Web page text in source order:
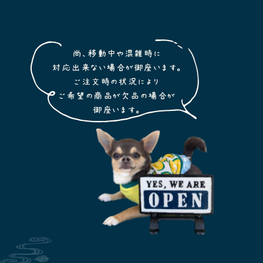
尚、移動中や混雑時に
対応出来ない場合が御座います。
ご注文時の状況により
ご希望の商品が欠品の場合が
御座います。